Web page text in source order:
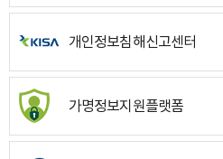
개인정보침해신고센터
가명정보지원플랫폼